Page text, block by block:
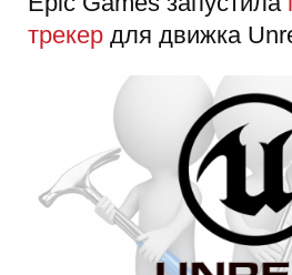
трекер для движка